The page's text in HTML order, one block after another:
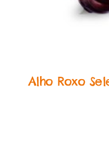
Alho Roxo